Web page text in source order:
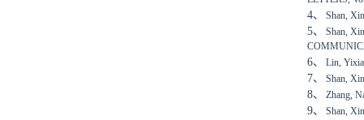
4、 Shan,
5、
Shan,
6、 Lin,
7、 Shan,
8、 Zhang,
9、 Shan,